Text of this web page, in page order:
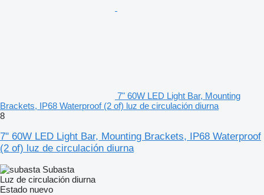
7" 60W LED Light Bar, Mounting
Brackets, IP68 Waterproof (2 of) luz de circulación diurna
8
7" 60W LED Light Bar, Mounting Brackets, IP68 Waterproof
(2 of) luz de circulación diurna
Subasta
Luz de circulación diurna
Estado nuevo